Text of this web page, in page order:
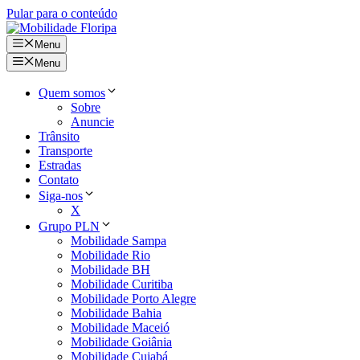
Pular para o conteúdo
Menu
Menu
Quem somos
Sobre
Anuncie
Trânsito
Transporte
Estradas
Contato
Siga-nos
X
Grupo PLN
Mobilidade Sampa
Mobilidade Rio
Mobilidade BH
Mobilidade Curitiba
Mobilidade Porto Alegre
Mobilidade Bahia
Mobilidade Maceió
Mobilidade Goiânia
Mobilidade Cuiabá